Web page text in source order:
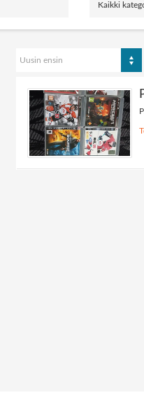
Kaikki
Järjestä
ilmoitukset:
Uusin ensin